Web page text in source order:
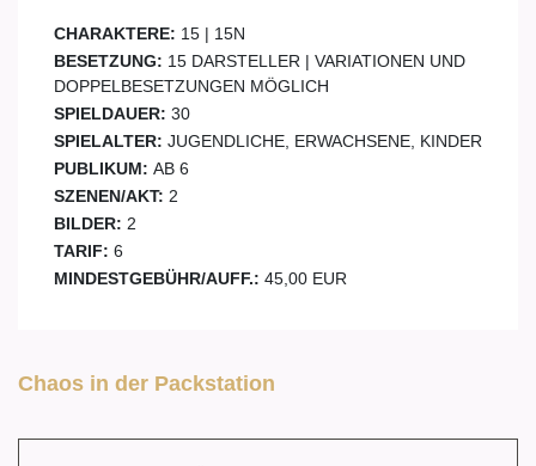
CHARAKTERE: 15 | 15N
BESETZUNG: 15 DARSTELLER | VARIATIONEN UND
DOPPELBESETZUNGEN MÖGLICH
SPIELDAUER: 30
SPIELALTER: JUGENDLICHE, ERWACHSENE, KINDER
PUBLIKUM: AB 6
SZENEN/AKT: 2
BILDER: 2
TARIF: 6
MINDESTGEBÜHR/AUFF.: 45,00 EUR
Chaos in der Packstation